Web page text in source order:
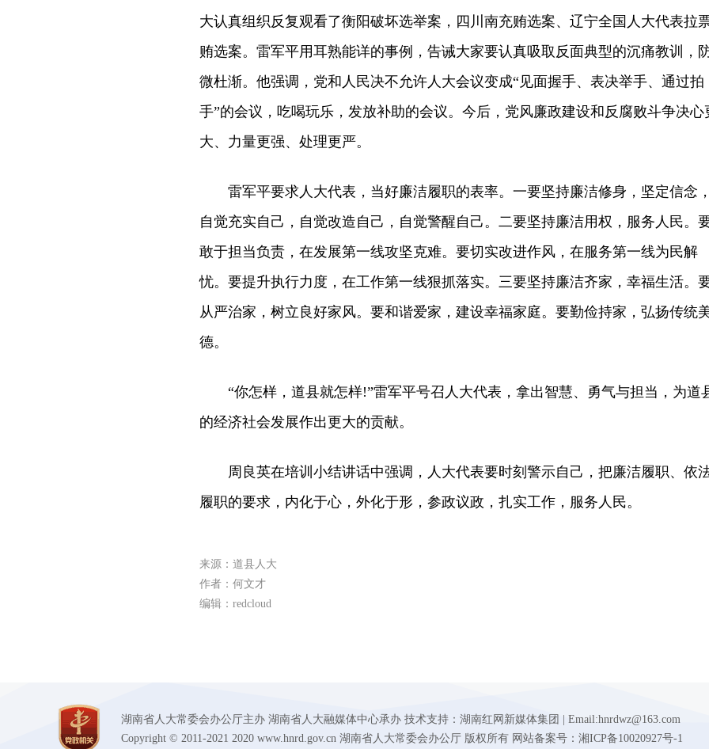
大认真组织反复观看了衡阳破坏选举案，四川南充贿选案、辽宁全国人大代表拉
贿选案。雷军平用耳熟能详的事例，告诫大家要认真吸取反面典型的沉痛教训，
微杜渐。他强调，党和人民决不允许人大会议变成“见面握手、表决举手、通过拍
手”的会议，吃喝玩乐，发放补助的会议。今后，党风廉政建设和反腐败斗争决心
大、力量更强、处理更严。
雷军平要求人大代表，当好廉洁履职的表率。一要坚持廉洁修身，坚定信念，
自觉充实自己，自觉改造自己，自觉警醒自己。二要坚持廉洁用权，服务人民。
敢于担当负责，在发展第一线攻坚克难。要切实改进作风，在服务第一线为民解
忧。要提升执行力度，在工作第一线狠抓落实。三要坚持廉洁齐家，幸福生活。
从严治家，树立良好家风。要和谐爱家，建设幸福家庭。要勤俭持家，弘扬传统
德。
“你怎样，道县就怎样!”雷军平号召人大代表，拿出智慧、勇气与担当，为道
的经济社会发展作出更大的贡献。
周良英在培训小结讲话中强调，人大代表要时刻警示自己，把廉洁履职、依
履职的要求，内化于心，外化于形，参政议政，扎实工作，服务人民。
来源：道县人大
作者：何文才
编辑：redcloud
湖南省人大常委会办公厅主办 湖南省人大融媒体中心承办 技术支持：湖南红网新媒体集团 | Email:hnrdwz@163.com
Copyright © 2011-2021 2020 www.hnrd.gov.cn 湖南省人大常委会办公厅 版权所有 网站备案号：湘ICP备10020927号-1